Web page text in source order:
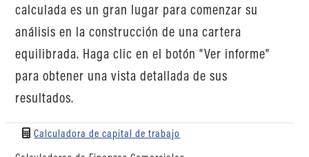
calculada es un gran lugar para comenzar su
análisis en la construcción de una cartera
equilibrada. Haga clic en el botón "Ver informe"
para obtener una vista detallada de sus
resultados.
Calculadora de capital de trabajo